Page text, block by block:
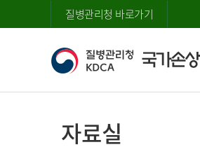
질병관리청 바로가기
자료실